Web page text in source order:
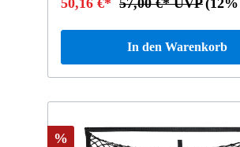
Benz.
In den Warenkorb
%